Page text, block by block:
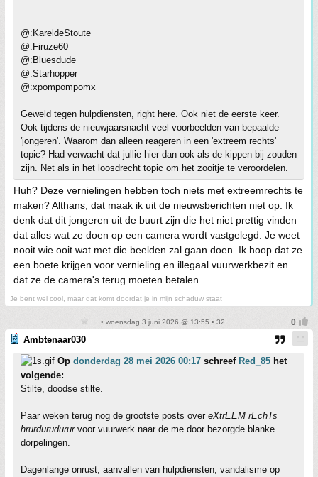
. ........ ....
@:KareldeStoute
@:Firuze60
@:Bluesdude
@:Starhopper
@:xpompompomx
Geweld tegen hulpdiensten, right here. Ook niet de eerste keer.
Ook tijdens de nieuwjaarsnacht veel voorbeelden van bepaalde
'jongeren'. Waarom dan alleen reageren in een 'extreem rechts'
topic? Had verwacht dat jullie hier dan ook als de kippen bij zouden
zijn. Net als in het loosdrecht topic om het zooitje te veroordelen.
Huh? Deze vernielingen hebben toch niets met extreemrechts te
maken? Althans, dat maak ik uit de nieuwsberichten niet op. Ik
denk dat dit jongeren uit de buurt zijn die het niet prettig vinden
dat alles wat ze doen op een camera wordt vastgelegd. Je weet
nooit wie ooit wat met die beelden zal gaan doen. Ik hoop dat ze
een boete krijgen voor vernieling en illegaal vuurwerkbezit en
dat ze de camera's terug moeten betalen.
Je bent wel cool, maar dat komt doordat je in mijn schaduw staat
• woensdag 3 juni 2026 @ 13:55 • 32
Ambtenaar030
Op donderdag 28 mei 2026 00:17 schreef Red_85 het
volgende:
Stilte, doodse stilte.
Paar weken terug nog de grootste posts over eXtrEEM rEchTs
hrurdurudururvoor vuurwerk naar de me door bezorgde blanke
dorpelingen.
Dagenlange onrust, aanvallen van hulpdiensten, vandalisme op